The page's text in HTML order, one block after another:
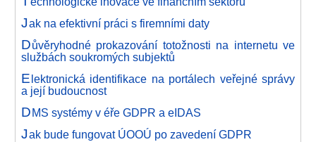
Jak na efektivní práci s firemními daty
Důvěryhodné prokazování totožnosti na internetu ve
službách soukromých subjektů
Elektronická identifikace na portálech veřejné správy
a její budoucnost
DMS systémy v éře GDPR a eIDAS
Jak bude fungovat ÚOOÚ po zavedení GDPR